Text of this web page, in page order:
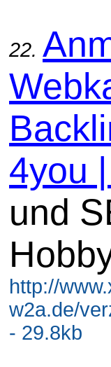
22.
4you
und
http://
w2a.de/
- 29.8kb